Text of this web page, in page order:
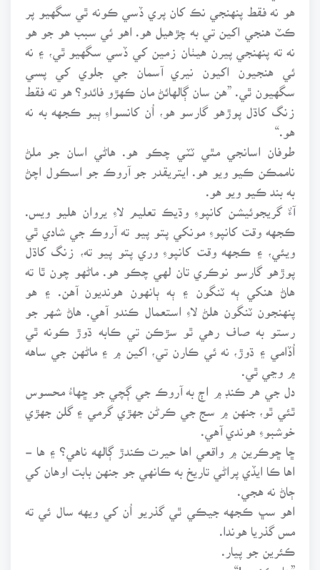
هو نه فقط پنهنجي نڪ کان پري ڏسي ڪونه ٿي سگهيو پر
ڪٽ هنجي اکين تي به چڙهيل هو. اهو ئي سبب هو جو هو
نه ته پنهنجي پيرن هيٺان زمين کي ڏسي سگهيو ٿي، ۽ نه
ئي هنجيون اکيون نيري آسمان جي جلوي کي پسي
سگهيون ٿي. ”هن سان ڳالهائڻ مان ڪهڙو فائدو؟ هو ته فقط
زنگ کاڌل پوڙهو گارسو هو، اُن کانسواءِ ٻيو ڪجهه به نه
هو.“
طوفان اسانجي مٿي ٽٽي چڪو هو. هاڻي اسان جو ملڻ
ناممڪن ڪيو ويو هو. ايتريقدر جو آروڪ جو اسڪول اچڻ
آءٌ گريجوئيشن کانپوءِ وڌيڪ تعليم لاءِ يروان هليو ويس.
ڪجهه وقت کانپوءِ مونکي پتو پيو ته آروڪ جي شادي ٿي
ويئي، ۽ ڪجهه وقت کانپوءِ وري پتو پيو ته، زنگ کاڌل
پوڙهو گارسو نوڪري تان لهي چڪو هو. ماڻهو چون ٿا ته
هاڻ هنکي ٻه ٽنگون ۽ ٻه ٻانهون هونديون آهن. ۽ هو
پنهنجون ٽنگون هلڻ لاءِ استعمال ڪندو آهي. هاڻ شهر جو
رستو به صاف رهي ٿو سڙڪن تي ڪابه ڌوڙ ڪونه ٿي
اُڏامي ۽ ڌوڙ، نه ئي ڪارن تي، اکين ۾ ۽ ماڻهن جي ساهه
۾ وڃي ٿي.
دل جي هر ڪنڊ ۾ اڄ به آروڪ جي ڳچي جو ڇهاءُ محسوس
ٿئي ٿو، جنهن ۾ سج جي ڪرڻن جهڙي گرمي ۽ گلن جهڙي
خوشبوءِ هوندي آهي.
ڇا ڇوڪرين ۾ واقعي اها حيرت ڪندڙ ڳالهه ناهي؟ ۽ ها -
اها ڪا ايڏي پراڻي تاريخ به ڪانهي جو جنهن بابت اوهان کي
ڄاڻ نه هجي.
اهو سڀ ڪجهه جيڪي ٿي گذريو اُن کي ويهه سال ئي ته
مس گذريا هوندا.
ڪئرين جو پيار.
”هاءِ ڪئرين!“